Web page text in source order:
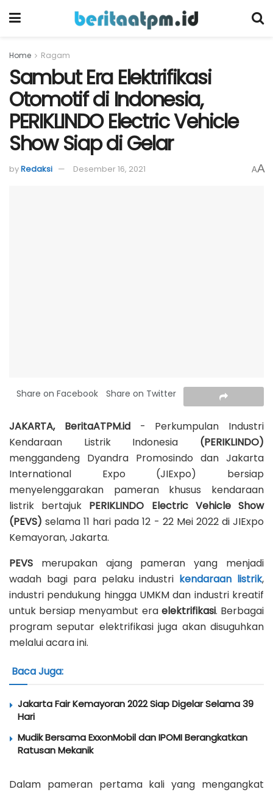
Home Ragam
Sambut Era Elektrifikasi
Otomotif di Indonesia,
PERIKLINDO Electric Vehicle
Show Siap di Gelar
byRedaksi Desember 16, 2021 AA
Share on Facebook Share on Twitter
JAKARTA, BeritaATPM.id- Perkumpulan Industri
Kendaraan Listrik Indonesia (PERIKLINDO)
menggandeng Dyandra Promosindo dan Jakarta
International Expo (JIExpo) bersiap
menyelenggarakan pameran khusus kendaraan
listrik bertajuk PERIKLINDO Electric Vehicle Show
(PEVS) selama 11 hari pada 12 - 22 Mei 2022 di JIExpo
Kemayoran, Jakarta.
PEVS merupakan ajang pameran yang menjadi
wadah bagi para pelaku industri kendaraan listrik,
industri pendukung hingga UMKM dan industri kreatif
untuk bersiap menyambut era elektrifikasi. Berbagai
program seputar elektrifikasi juga akan disuguhkan
melalui acara ini.
Baca Juga:
Jakarta Fair Kemayoran 2022 Siap Digelar Selama 39
Hari
Mudik Bersama ExxonMobil dan IPOMI Berangkatkan
Ratusan Mekanik
Dalam pameran pertama kali yang mengangkat